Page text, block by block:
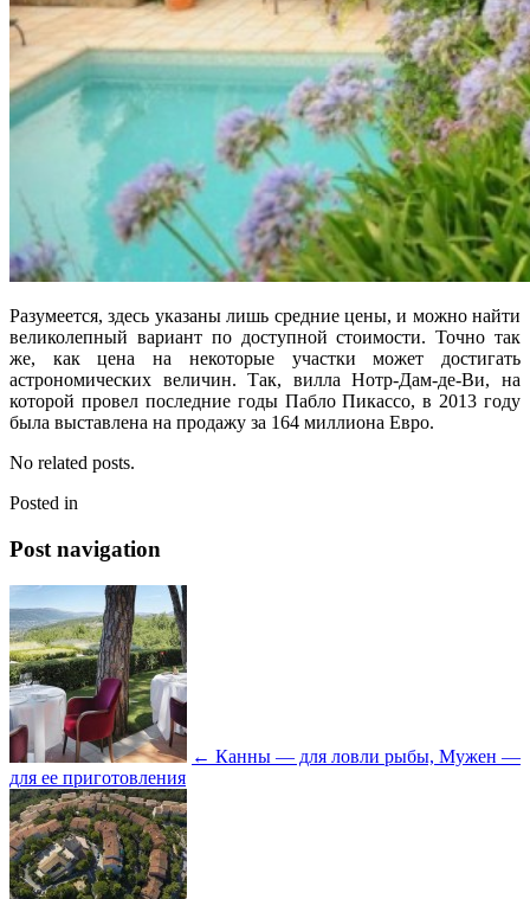
Разумеется, здесь указаны лишь средние цены, и можно найти
великолепный вариант по доступной стоимости. Точно так
же, как цена на некоторые участки может достигать
астрономических величин. Так, вилла Нотр-Дам-де-Ви, на
которой провел последние годы Пабло Пикассо, в 2013 году
была выставлена на продажу за 164 миллиона Евро.
No related posts.
Posted in
Post navigation
← Канны — для ловли рыбы, Мужен —
для ее приготовления